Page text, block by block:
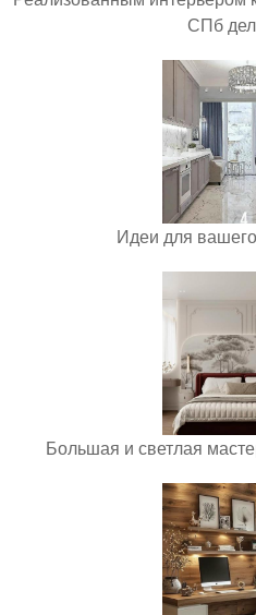
СПб
Идеи для
Большая и светлая